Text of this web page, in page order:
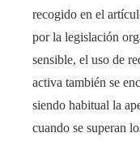
recogido en el
por la legislación
sensible, el uso de
activa también se
siendo habitual la
cuando se superan